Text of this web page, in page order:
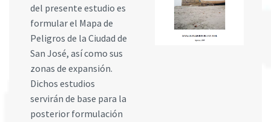
del presente estudio es
formular el Mapa de
Peligros de la Ciudad de
San José, así como sus
zonas de expansión.
Dichos estudios
servirán de base para la
posterior formulación